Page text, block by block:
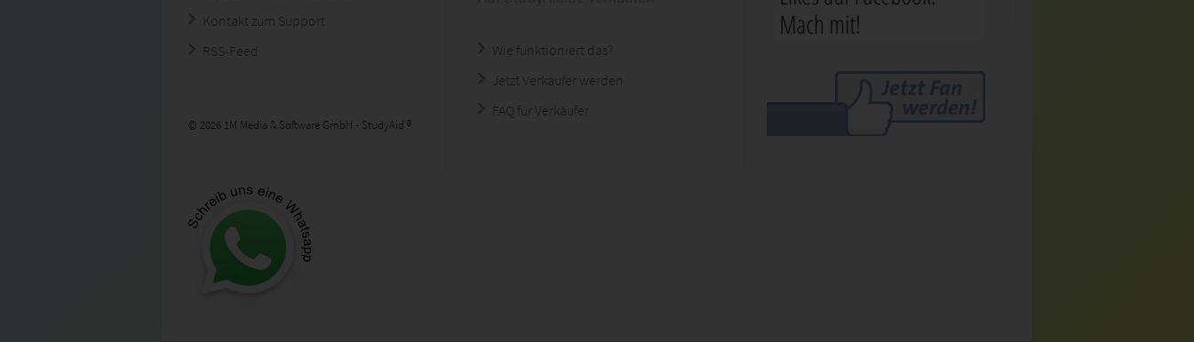
Kontakt zum Support
RSS-Feed
© 2026 1M Media & Software GmbH - StudyAid ®
Wie funktioniert das?
Jetzt Verkäufer werden
FAQ für Verkäufer